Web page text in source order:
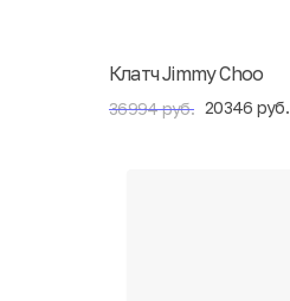
Клатч Jimmy Choo
36994 руб. 20346 руб.